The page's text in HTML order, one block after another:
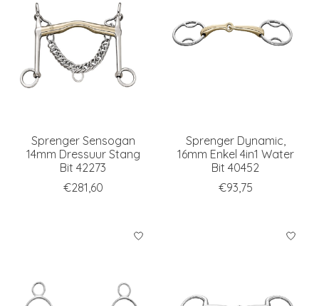
Sprenger Sensogan
14mm Dressuur Stang
Bit 42273
€281,60
Sprenger Dynamic,
16mm Enkel 4in1 Water
Bit 40452
€93,75